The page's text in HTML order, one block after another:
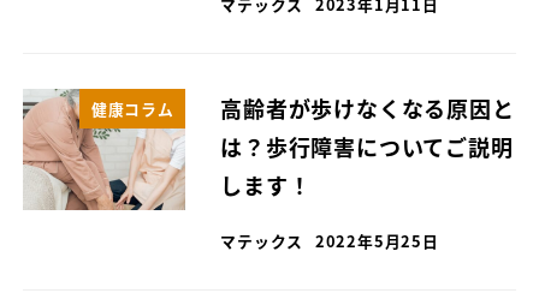
マテックス 2023年1月11日
健康コラム
高齢者が歩けなくなる原因と
は？歩行障害についてご説明
します！
マテックス 2022年5月25日